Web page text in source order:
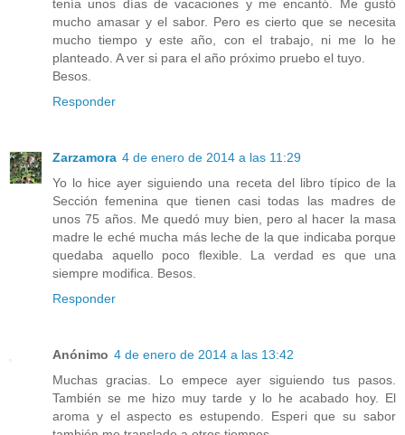
tenía unos días de vacaciones y me encantó. Me gustó
mucho amasar y el sabor. Pero es cierto que se necesita
mucho tiempo y este año, con el trabajo, ni me lo he
planteado. A ver si para el año próximo pruebo el tuyo.
Besos.
Responder
Zarzamora 4 de enero de 2014 a las 11:29
Yo lo hice ayer siguiendo una receta del libro típico de la
Sección femenina que tienen casi todas las madres de
unos 75 años. Me quedó muy bien, pero al hacer la masa
madre le eché mucha más leche de la que indicaba porque
quedaba aquello poco flexible. La verdad es que una
siempre modifica. Besos.
Responder
Anónimo 4 de enero de 2014 a las 13:42
Muchas gracias. Lo empece ayer siguiendo tus pasos.
También se me hizo muy tarde y lo he acabado hoy. El
aroma y el aspecto es estupendo. Esperi que su sabor